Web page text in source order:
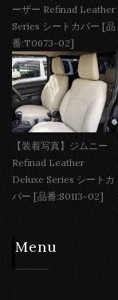
ーザー Refinad Leather
Series シートカバー [品
番:T0673-02]
【装着写真】ジムニー
Refinad Leather
Deluxe Series シートカ
バー [品番:S0113-02]
Menu